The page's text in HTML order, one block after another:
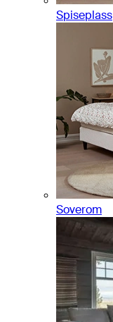
Spiseplass
Soverom